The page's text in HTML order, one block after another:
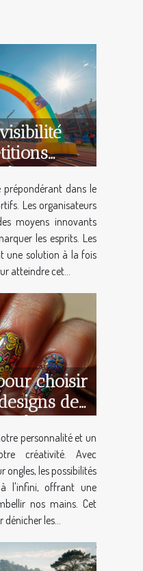
dans le
Les organisateurs
moyens innovants
les esprits. Les
une solution à la fois
atteindre cet...
choisir
de
personnalité et un
créativité. Avec
ongles, les possibilités
l'infini, offrant une
nos mains. Cet
dénicher les...